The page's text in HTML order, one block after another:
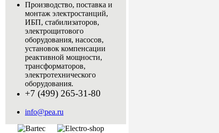
Производство, поставка и
монтаж электростанций,
ИБП, стабилизаторов,
электрощитового
оборудования, насосов,
установок компенсации
реактивной мощности,
трансформаторов,
электротехнического
оборудования.
+7 (499) 265-31-80
info@pea.ru